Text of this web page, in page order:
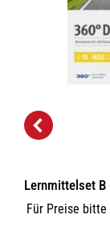
Lernmittelset
Für Preise